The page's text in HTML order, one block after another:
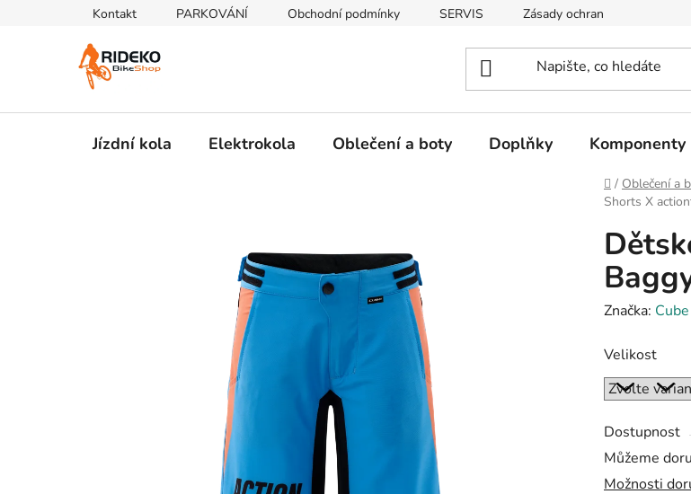
Kontakt PARKOVÁNÍ Obchodní podmínky SERVIS Zásady ochrany osobních údajů
Jízdní kola Elektrokola Oblečení a boty Doplňky Komponenty
Domů
/ Oblečení a
Shorts X
Značka: Cube
Velikost
Dostupnost
Můžeme
Možnosti